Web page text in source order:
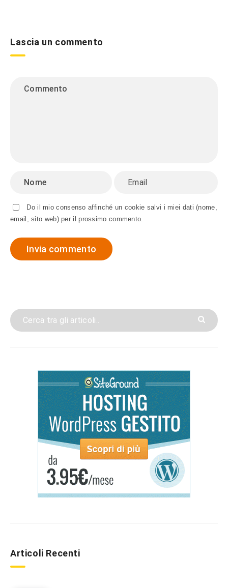
Lascia un commento
Do il mio consenso affinché un cookie salvi i miei dati (nome,
email, sito web) per il prossimo commento.
Articoli Recenti